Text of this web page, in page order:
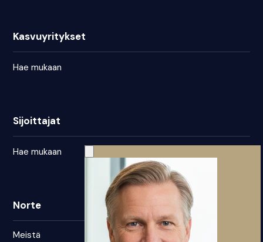
Kasvuyritykset
Hae mukaan
Sijoittajat
Hae mukaan
Norte
Meistä